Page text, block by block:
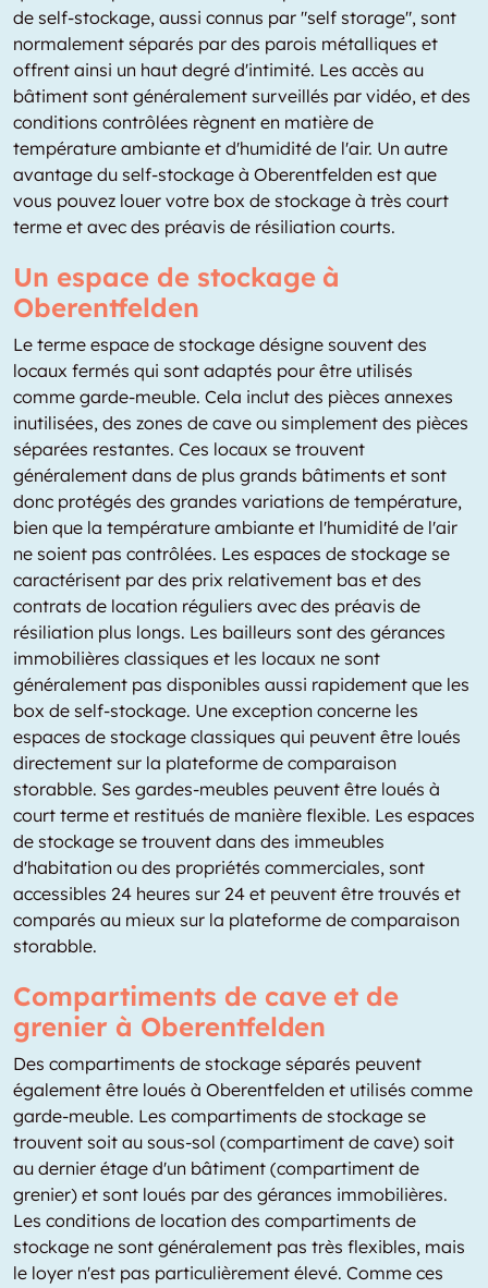
de self-stockage, aussi connus par "self storage", sont
normalement séparés par des parois métalliques et
offrent ainsi un haut degré d'intimité. Les accès au
bâtiment sont généralement surveillés par vidéo, et des
conditions contrôlées règnent en matière de
température ambiante et d'humidité de l'air. Un autre
avantage du self-stockage à Oberentfelden est que
vous pouvez louer votre box de stockage à très court
terme et avec des préavis de résiliation courts.
Un espace de stockage à
Oberentfelden
Le terme espace de stockage désigne souvent des
locaux fermés qui sont adaptés pour être utilisés
comme garde-meuble. Cela inclut des pièces annexes
inutilisées, des zones de cave ou simplement des pièces
séparées restantes. Ces locaux se trouvent
généralement dans de plus grands bâtiments et sont
donc protégés des grandes variations de température,
bien que la température ambiante et l'humidité de l'air
ne soient pas contrôlées. Les espaces de stockage se
caractérisent par des prix relativement bas et des
contrats de location réguliers avec des préavis de
résiliation plus longs. Les bailleurs sont des gérances
immobilières classiques et les locaux ne sont
généralement pas disponibles aussi rapidement que les
box de self-stockage. Une exception concerne les
espaces de stockage classiques qui peuvent être loués
directement sur la plateforme de comparaison
storabble. Ses gardes-meubles peuvent être loués à
court terme et restitués de manière flexible. Les espaces
de stockage se trouvent dans des immeubles
d'habitation ou des propriétés commerciales, sont
accessibles 24 heures sur 24 et peuvent être trouvés et
comparés au mieux sur la plateforme de comparaison
storabble.
Compartiments de cave et de
grenier à Oberentfelden
Des compartiments de stockage séparés peuvent
également être loués à Oberentfelden et utilisés comme
garde-meuble. Les compartiments de stockage se
trouvent soit au sous-sol (compartiment de cave) soit
au dernier étage d'un bâtiment (compartiment de
grenier) et sont loués par des gérances immobilières.
Les conditions de location des compartiments de
stockage ne sont généralement pas très flexibles, mais
le loyer n'est pas particulièrement élevé. Comme ces